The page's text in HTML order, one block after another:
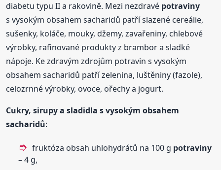
diabetu typu II a rakovině. Mezi nezdravé potraviny
s vysokým obsahem sacharidů patří slazené cereálie,
sušenky, koláče, mouky, džemy, zavařeniny, chlebové
výrobky, rafinované produkty z brambor a sladké
nápoje. Ke zdravým zdrojům potravin s vysokým
obsahem sacharidů patří zelenina, luštěniny (fazole),
celozrnné výrobky, ovoce, ořechy a jogurt.
Cukry, sirupy a sladidla s vysokým obsahem
sacharidů:
fruktóza obsah uhlohydrátů na 100 g potraviny
– 4 g,